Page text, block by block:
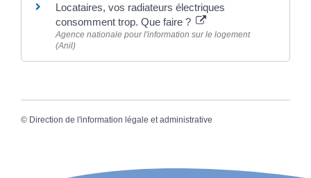
Locataires, vos radiateurs électriques
consomment trop. Que faire ?
Agence nationale pour l'information sur le logement
(Anil)
© Direction de l'information légale et administrative